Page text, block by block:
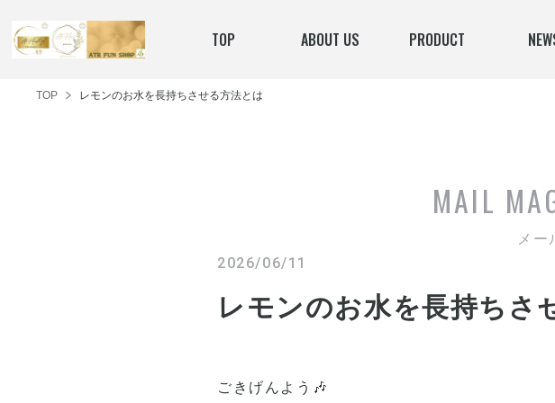
TOP ABOUT US PRODUCT
TOP レモンのお水を長持ちさせる方法とは
MAIL
メー
2026/06/11
レモンのお水を長持ちさ
ごきげんよう🎶